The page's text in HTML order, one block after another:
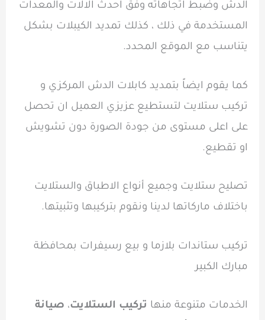
الدش وضبط اتجاهاته وفق احدث الالات والمعدات
المستخدمة في ذلك ، كذلك تمديد الكيبلات بشكل
يتناسب مع الموقع المحدد.
كما يقوم ايضاً بتمديد كابلات الدش المركزي و
تركيب ستلايت لتستطيع عزيزي العميل ان تحصل
على اعلى مستوى من جودة الصورة دون تشويش
او تقطيع.
تصليح ستلايت وجميع أنواع الاطباق والستلايت
باختلاف ماركاتها لدينا ونقوم بتركيبها وتثبيتها.
تركيب ستاندات بلازما و بيع رسيفرات بمحافظة
مبارك الكبير
الخدمات متنوعة منها تركيب الستلايت، صيانة